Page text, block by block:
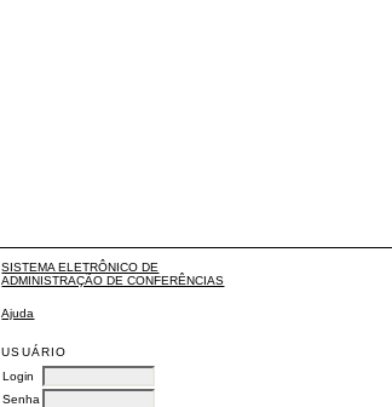
SISTEMA ELETRÔNICO DE
ADMINISTRAÇÃO DE CONFERÊNCIAS
Ajuda
USUÁRIO
Login
Senha